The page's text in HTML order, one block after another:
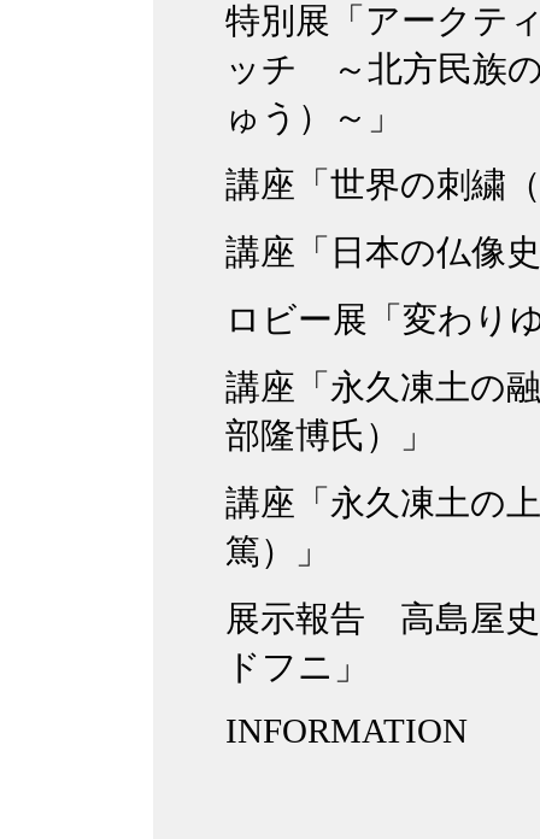
特別展「アークテ
ッチ ～北方民族
ゅう）～」
講座「世界の刺繍
講座「日本の仏像
ロビー展「変わり
講座「永久凍土の
部隆博氏）」
講座「永久凍土の
篤）」
展示報告 高島屋
ドフニ」
INFORMATION